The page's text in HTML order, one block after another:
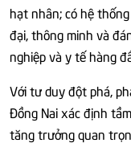
hạt nhân; có hệ
đại, thông minh và
nghiệp và y tế hàng
Với tư duy đột phá,
Đồng Nai xác định
tăng trưởng quan